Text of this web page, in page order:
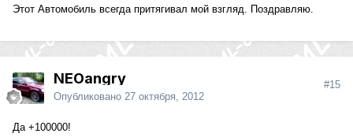
Этот Автомобиль всегда притягивал мой взгляд. Поздравляю.
NEOangry
Опубликовано 27 октября, 2012
#15
Да +100000!